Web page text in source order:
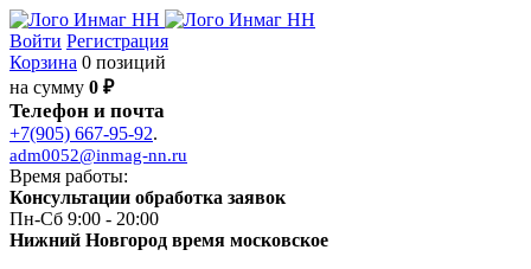
Войти Регистрация
Корзина 0 позиций
на сумму 0 ₽
Телефон и почта
+7(905) 667-95-92.
adm0052@inmag-nn.ru
Время работы:
Консультации обработка заявок
Пн-Сб 9:00 - 20:00
Нижний Новгород время московское